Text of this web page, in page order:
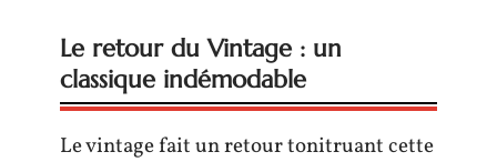
Le retour du Vintage : un
classique indémodable
Le vintage fait un retour tonitruant cette